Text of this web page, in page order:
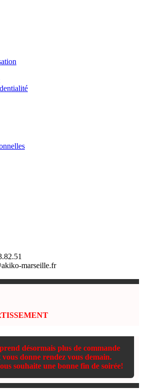
marseille.fr
désormais plus de commande
donne rendez vous demain.
souhaite une bonne fin de soirée!